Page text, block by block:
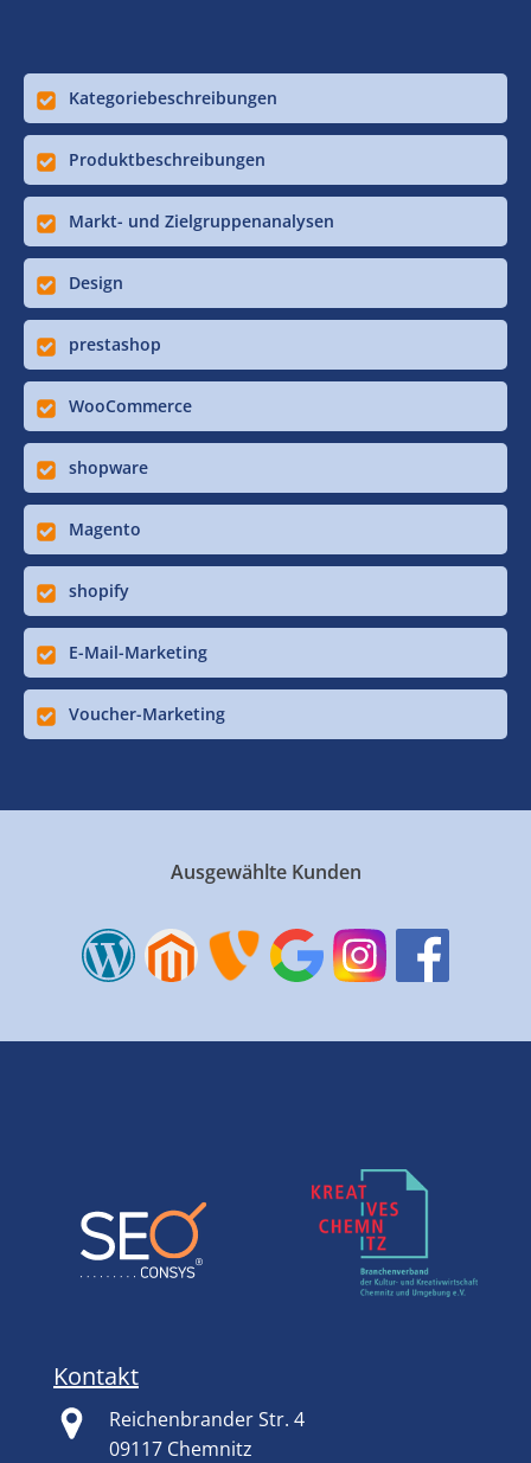
Kategoriebeschreibungen
Produktbeschreibungen
Markt- und Zielgruppenanalysen
Design
prestashop
WooCommerce
shopware
Magento
shopify
E-Mail-Marketing
Voucher-Marketing
Ausgewählte Kunden
Kontakt
Reichenbrander Str. 4
09117 Chemnitz